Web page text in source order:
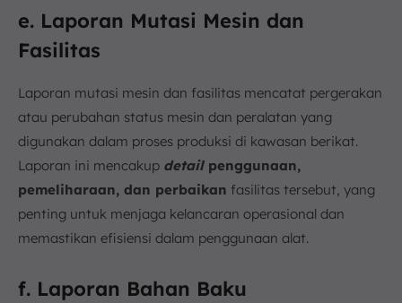
e. Laporan Mutasi Mesin dan
Fasilitas
Laporan mutasi mesin dan fasilitas mencatat pergerakan
atau perubahan status mesin dan peralatan yang
digunakan dalam proses produksi di kawasan berikat.
Laporan ini mencakup detailpenggunaan,
pemeliharaan, dan perbaikan fasilitas tersebut, yang
penting untuk menjaga kelancaran operasional dan
memastikan efisiensi dalam penggunaan alat.
f. Laporan Bahan Baku